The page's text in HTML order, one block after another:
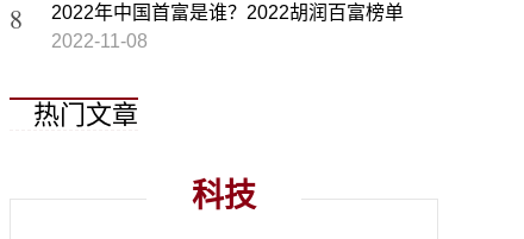
2022年中国首富是谁？2022胡润百富榜单
2022-11-08
热门文章
科技